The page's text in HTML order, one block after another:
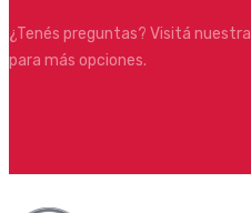
¿Tenés preguntas? Visitá nuestra
para más opciones.